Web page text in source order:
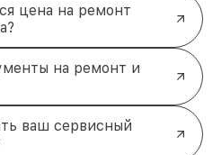
цена на ремонт
на ремонт и
ваш сервисный